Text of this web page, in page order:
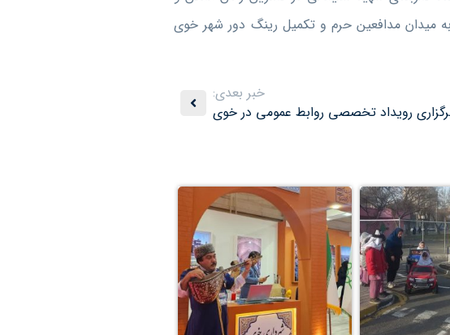
میدان مدافعین حرم و تکمیل رینگ دور شهر خوی
خبر بعدی:
رویداد تخصصی روابط عمومی در خوی
۲۴